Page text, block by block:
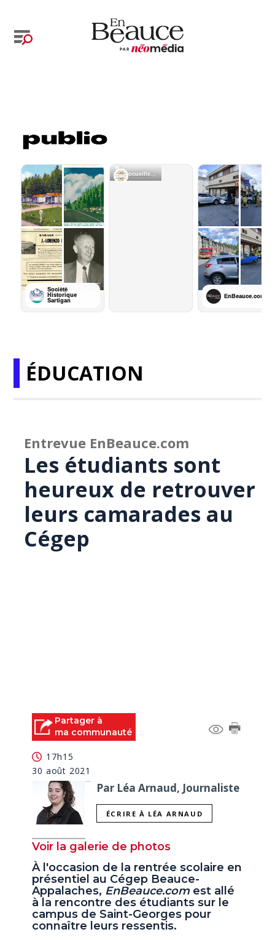
ÉDUCATION
Entrevue EnBeauce.com
Les étudiants sont
heureux de retrouver
leurs camarades au
Cégep
Partager à
ma communauté
17h15
30 août 2021
Par Léa Arnaud, Journaliste
ÉCRIRE À LÉA ARNAUD
Voir la galerie de photos
À l'occasion de la rentrée scolaire en
présentiel au Cégep Beauce-
Appalaches, EnBeauce.com est allé
à la rencontre des étudiants sur le
campus de Saint-Georges pour
connaître leurs ressentis.